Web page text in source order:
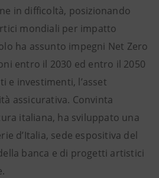
in difficoltà, posizionando
mondiali per impatto
ha assunto impegni Net Zero
entro il 2030 ed entro il 2050
e investimenti, l’asset
assicurativa. Convinta
italiana, ha sviluppato una
d’Italia, sede espositiva del
banca e di progetti artistici